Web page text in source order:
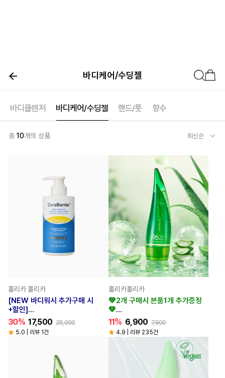
바디케어/수딩젤
바디클렌저 바디케어/수딩젤 핸드/풋 향수
총 10개의 상품
홀리카 홀리카
[NEW 바디워시 추가구매 시
+할인]
세라베리어 딥 모이스처 인텐시브
바디로션
30% 17,500 25,000
5.0 | 리뷰 1건
홀리카홀리카
💚2개 구매시 본품1개 추가증정
💚
알로에 하이드로 포뮬라 96%
수딩젤 250ml
11% 6,900 7,800
4.9 | 리뷰 235건